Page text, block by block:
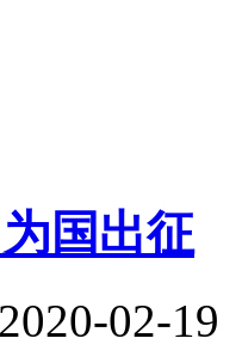
国出征
02-19